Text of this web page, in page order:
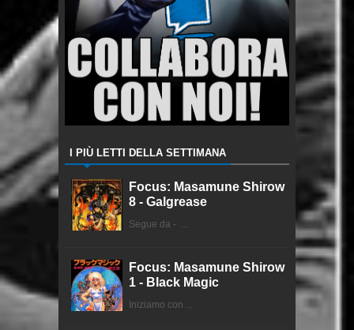
I PIÙ LETTI DELLA SETTIMANA
Focus: Masamune Shirow
8 - Galgrease
Segue da - ...
Focus: Masamune Shirow
1 - Black Magic
Iniziamo con ...